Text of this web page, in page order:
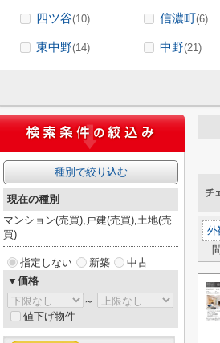
四ツ谷(10) 信濃町(6)
東中野(14) 中野(21)
外
種別で絞り込む
現在の種別
マンション(売買),戸建(売買),土地(売
買)
指定しない 新築
中古
▼価格
～
値下げ物件